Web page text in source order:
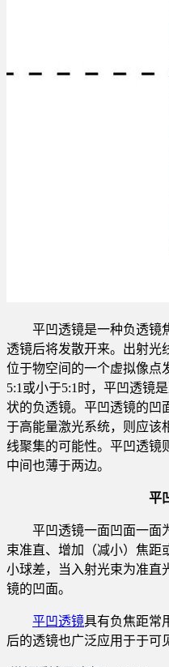
平凹透镜是一种负透镜
透镜后将发散开来。出射光
位于物空间的一个虚拟像点
5:1或小于5:1时，平凹透镜
状的负透镜。平凹透镜的凹
于高能量激光系统，则应该
线聚集的可能性。平凹透镜
中间也薄于两边。
平
平凹透镜一面凹面一面
束准直、增加（减小）焦距
小球差，当入射光束为准直
镜的凹面。
平凹透镜具有负焦距常
后的透镜也广泛应用于于可